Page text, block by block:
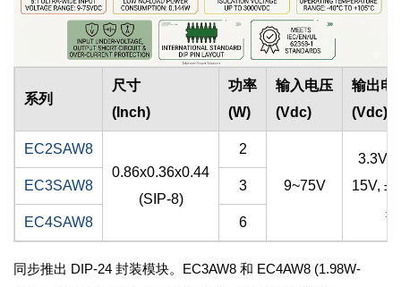
系列
尺寸
(Inch)
功率
(W)
输入电压
(Vdc)
输出电
(Vdc)
EC2SAW8
0.86x0.36x0.44
(SIP-8)
2
9~75V
3.3V,
15V,
EC3SAW8 3
EC4SAW8 6
同步推出 DIP-24 封装模块。EC3AW8 和 EC4AW8 (1.98W-